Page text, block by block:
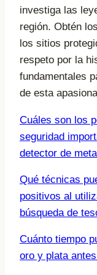
investiga las
región. Obtén
los sitios
respeto por la
fundamentales
de esta
Cuáles son los
seguridad
detector de
Qué técnicas
positivos al
búsqueda de
Cuánto tiempo
oro y plata